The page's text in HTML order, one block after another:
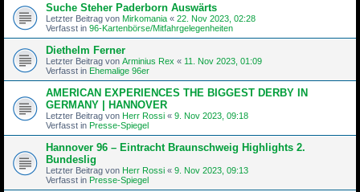
Suche Steher Paderborn Auswärts
Letzter Beitrag von Mirkomania « 22. Nov 2023, 02:28
Verfasst in 96-Kartenbörse/Mitfahrgelegenheiten
Diethelm Ferner
Letzter Beitrag von Arminius Rex « 11. Nov 2023, 01:09
Verfasst in Ehemalige 96er
AMERICAN EXPERIENCES THE BIGGEST DERBY IN
GERMANY | HANNOVER
Letzter Beitrag von Herr Rossi « 9. Nov 2023, 09:18
Verfasst in Presse-Spiegel
Hannover 96 – Eintracht Braunschweig Highlights 2.
Bundeslig
Letzter Beitrag von Herr Rossi « 9. Nov 2023, 09:13
Verfasst in Presse-Spiegel